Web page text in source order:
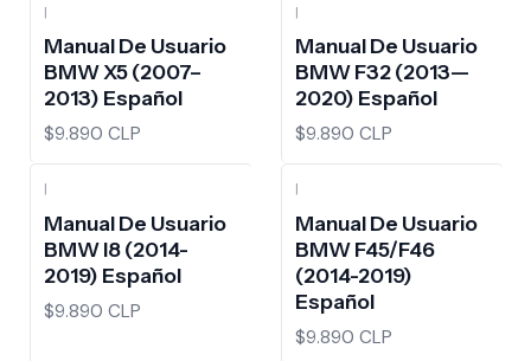
|
Manual De Usuario
BMW X5 (2007–
2013) Español
$9.890 CLP
|
Manual De Usuario
BMW F32 (2013—
2020) Español
$9.890 CLP
|
Manual De Usuario
BMW I8 (2014-
2019) Español
$9.890 CLP
|
Manual De Usuario
BMW F45/F46
(2014-2019)
Español
$9.890 CLP